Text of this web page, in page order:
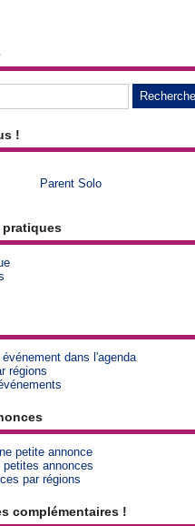
!
Parent Solo
pratiques
dans l'agenda
régions
petite annonce
petites annonces
par régions
complémentaires !